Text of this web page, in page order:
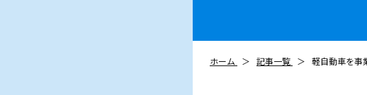
ホーム 記事一覧 軽自動車を事